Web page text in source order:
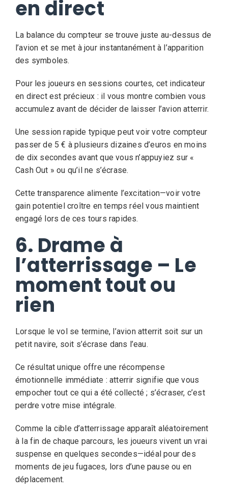
en direct
La balance du compteur se trouve juste au-dessus de
l’avion et se met à jour instantanément à l’apparition
des symboles.
Pour les joueurs en sessions courtes, cet indicateur
en direct est précieux : il vous montre combien vous
accumulez avant de décider de laisser l’avion atterrir.
Une session rapide typique peut voir votre compteur
passer de 5 € à plusieurs dizaines d’euros en moins
de dix secondes avant que vous n’appuyiez sur «
Cash Out » ou qu’il ne s’écrase.
Cette transparence alimente l’excitation—voir votre
gain potentiel croître en temps réel vous maintient
engagé lors de ces tours rapides.
6. Drame à
l’atterrissage – Le
moment tout ou
rien
Lorsque le vol se termine, l’avion atterrit soit sur un
petit navire, soit s’écrase dans l’eau.
Ce résultat unique offre une récompense
émotionnelle immédiate : atterrir signifie que vous
empocher tout ce qui a été collecté ; s’écraser, c’est
perdre votre mise intégrale.
Comme la cible d’atterrissage apparaît aléatoirement
à la fin de chaque parcours, les joueurs vivent un vrai
suspense en quelques secondes—idéal pour des
moments de jeu fugaces, lors d’une pause ou en
déplacement.